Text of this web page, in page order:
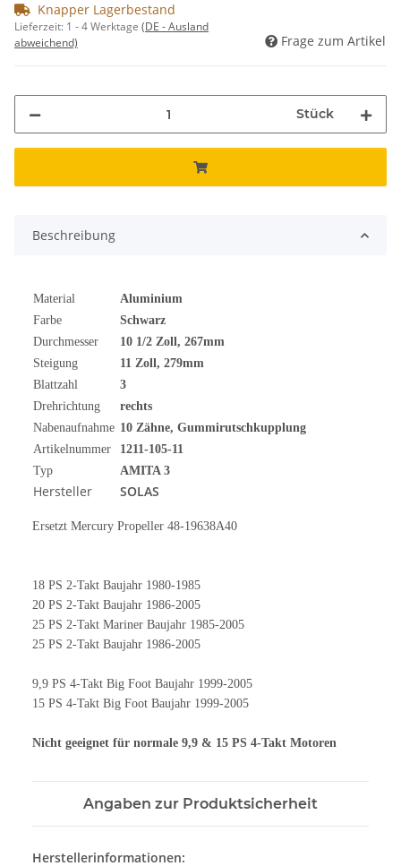
Knapper Lagerbestand
Lieferzeit: 1 - 4 Werktage (DE - Ausland
abweichend)
Frage zum Artikel
Stück
Beschreibung
Material
Aluminium
Farbe
Schwarz
Durchmesser
10 1/2 Zoll, 267mm
Steigung
11 Zoll, 279mm
Blattzahl
3
Drehrichtung
rechts
Nabenaufnahme 10 Zähne, Gummirutschkupplung
Artikelnummer
1211-105-11
Typ
AMITA 3
Hersteller SOLAS
Ersetzt Mercury Propeller 48-19638A40
18 PS 2-Takt Baujahr 1980-1985
20 PS 2-Takt Baujahr 1986-2005
25 PS 2-Takt Mariner Baujahr 1985-2005
25 PS 2-Takt Baujahr 1986-2005
9,9 PS 4-Takt Big Foot Baujahr 1999-2005
15 PS 4-Takt Big Foot Baujahr 1999-2005
Nicht geeignet für normale 9,9 & 15 PS 4-Takt Motoren
Angaben zur Produktsicherheit
Herstellerinformationen: